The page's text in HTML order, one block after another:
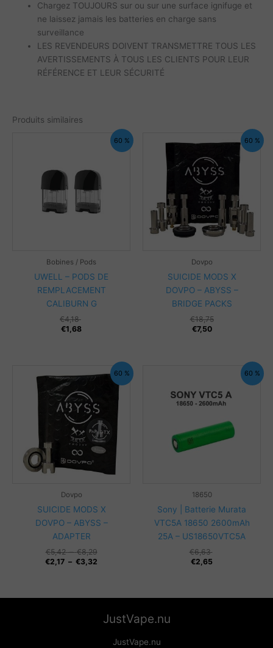
Chargez TOUJOURS sur ou sur une surface ignifuge et
ne laissez jamais les batteries en charge sans
surveillance
LES REVENDEURS DOIVENT TRANSMETTRE TOUS LES
AVERTISSEMENTS À TOUS LES CLIENTS POUR LEUR
RÉFÉRENCE ET LEUR SÉCURITÉ
Produits similaires
60 %
Bobines / Pods
UWELL – PODS DE
REMPLACEMENT
CALIBURN G
€4,18
€1,68
60 %
Dovpo
SUICIDE MODS X
DOVPO – ABYSS –
BRIDGE PACKS
€18,75
€7,50
60 %
Dovpo
SUICIDE MODS X
DOVPO – ABYSS –
ADAPTER
€5,42 – €8,29Plage
de
€8,29
€2,17 – €3,32
à
60 %
18650
Sony | Batterie Murata
VTC5A 18650 2600mAh
25A – US18650VTC5A
€6,63
€2,65
JustVape.nu
JustVape.nu